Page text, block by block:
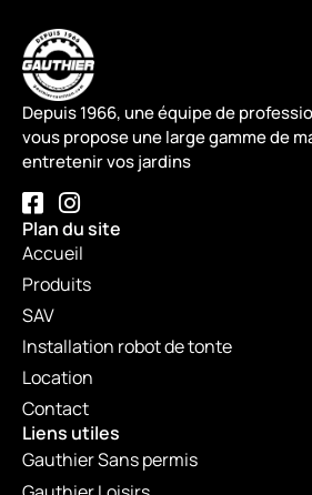
Depuis 1966, une équipe de
vous propose une large gamme de
entretenir vos jardins
Plan du site
Accueil
Produits
SAV
Installation robot de tonte
Location
Contact
Liens utiles
Gauthier Sans permis